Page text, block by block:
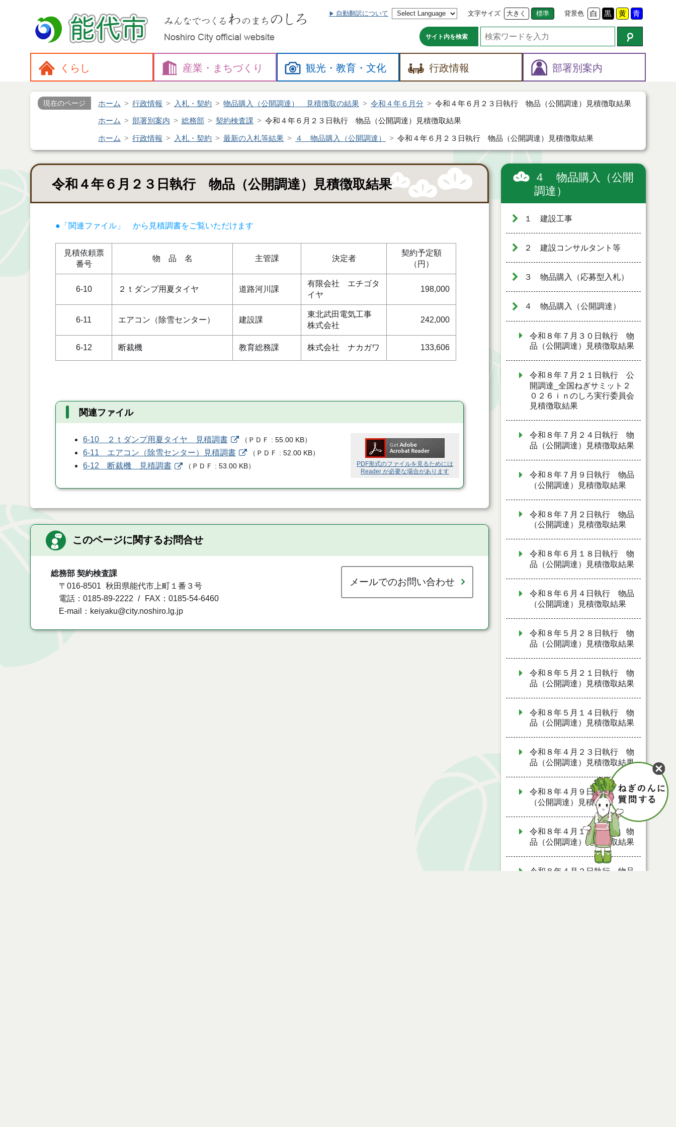
自動翻訳について 文字サイズ 大きく 標準 背景色 白 黒 黄 青
サイト内を検索
くらし 産業・ まちづくり 観光・教育・文化 行政情報 部署別案内
現在のページ ホーム 行政情報 入札・契約 物品購入（公開調達） 見積徴取の結果 令和４年６月分 令和４年６月２３日執行 物品（公開調達）見積徴取結果
ホーム 部署別案内 総務部 契約検査課 令和４年６月２３日執行 物品（公開調達）見積徴取結果
ホーム 行政情報 入札・契約 最新の入札等結果 ４ 物品購入（公開調達） 令和４年６月２３日執行 物品（公開調達）見積徴取結果
令和４年６月２３日執行 物品（公開調達）見積徴取結果
●「関連ファイル」 から見積調書をご覧いただけます
見積依頼票
番号
物 品 名 主管課 決定者
契約予定額
（円）
6-10 ２ｔダンプ用夏タイヤ 道路河川課
有限会社 エチゴタ
イヤ
198,000
6-11 エアコン（除雪センター） 建設課
東北武田電気工事
株式会社
242,000
6-12 断裁機 教育総務課 株式会社 ナカガワ 133,606
関連ファイル
PDF形式のファイルを見るためには
Reader が必要な場合があります
6-10 ２ｔダンプ用夏タイヤ 見積調書 （ ＰＤＦ 55.00 KB）
6-11 エアコン（除雪センター）見積調書 （ ＰＤＦ 52.00 KB）
6-12 断裁機 見積調書 （ ＰＤＦ 53.00 KB）
このページに関するお問合せ
総務部 契約検査課
〒016-8501
秋田県能代市上町１番３号
電話：0185-89-2222
FAX：0185-54-6460
E-mail：keiyaku@city.noshiro.lg.jp
メールでのお問い合わせ
４ 物品購入（公開
調達）
１ 建設工事
２ 建設コンサルタント等
３ 物品購入（応募型入札）
４ 物品購入（公開調達）
令和８年７月３０日執行 物
品（公開調達）見積徴取結果
令和８年７月２１日執行 公
開調達_全国ねぎサミット２
０２６ｉｎのしろ実行委員会
見積徴取結果
令和８年７月２４日執行 物
品（公開調達）見積徴取結果
令和８年７月９日執行 物品
（公開調達）見積徴取結果
令和８年７月２日執行 物品
（公開調達）見積徴取結果
令和８年６月１８日執行 物
品（公開調達）見積徴取結果
令和８年６月４日執行 物品
（公開調達）見積徴取結果
令和８年５月２８日執行 物
品（公開調達）見積徴取結果
令和８年５月２１日執行 物
品（公開調達）見積徴取結果
令和８年５月１４日執行 物
品（公開調達）見積徴取結果
令和８年４月２３日執行 物
品（公開調達）見積徴取結果
令和８年４月９日執行 物品
（公開調達）見積徴取結果
令和８年４月１６日執行 物
品（公開調達）見積徴取結果
令和８年４月２日執行 物品